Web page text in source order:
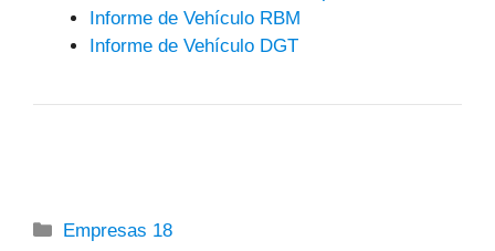
Informe de Vehículo RBM
Informe de Vehículo DGT
Categorías
Empresas 18